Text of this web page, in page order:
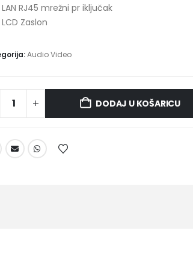
LAN RJ45 mrežni pr iključak
LCD Zaslon
Audio Video
DODAJ U KOŠARICU